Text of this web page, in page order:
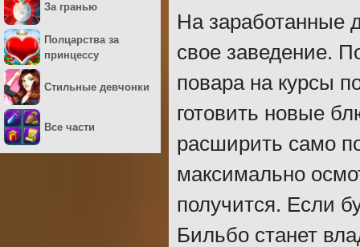
На заработанные
свое заведение.
повара на курсы
готовить новые
расширить само
максимально
получится. Если
Бильбо станет
За гранью
Полцарства за
принцессу
Стильные девчонки
Все части